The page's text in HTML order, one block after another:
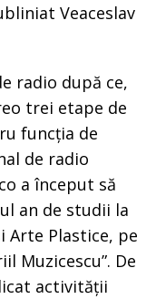
Veaceslav
radio după ce,
trei etape de
funcția de
de radio
a început să
an de studii la
Arte Plastice, pe
Muzicescu”. De
activității